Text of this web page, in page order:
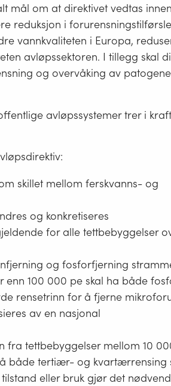
mål om at direktivet vedtas
reduksjon i
vannkvaliteten i Europa,
avløpssektoren. I tillegg skal
og overvåking av
avløpssystemer trer i
skillet mellom ferskvanns- og
og konkretiseres
for alle tettbebyggelser
og fosforfjerning
enn 100 000 pe skal ha både
rensetrinn for å fjerne
av en nasjonal
fra tettbebyggelser mellom 10
både tertiær- og kvartærrensing
eller bruk gjør det